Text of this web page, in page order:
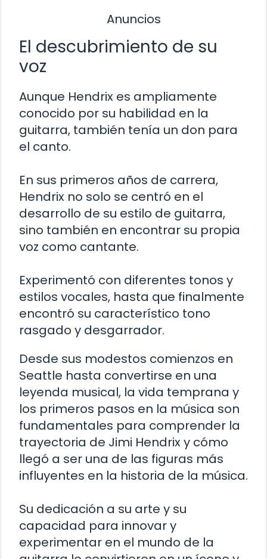
Anuncios
El descubrimiento de su
voz
Aunque Hendrix es ampliamente
conocido por su habilidad en la
guitarra, también tenía un don para
el canto.
En sus primeros años de carrera,
Hendrix no solo se centró en el
desarrollo de su estilo de guitarra,
sino también en encontrar su propia
voz como cantante.
Experimentó con diferentes tonos y
estilos vocales, hasta que finalmente
encontró su característico tono
rasgado y desgarrador.
Desde sus modestos comienzos en
Seattle hasta convertirse en una
leyenda musical, la vida temprana y
los primeros pasos en la música son
fundamentales para comprender la
trayectoria de Jimi Hendrix y cómo
llegó a ser una de las figuras más
influyentes en la historia de la música.
Su dedicación a su arte y su
capacidad para innovar y
experimentar en el mundo de la